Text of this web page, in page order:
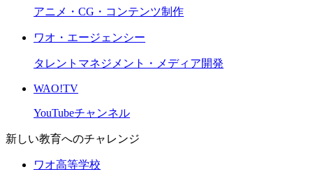
アニメ・CG・コンテンツ制作
ワオ・エージェンシー
タレントマネジメント・メディア開発
WAO!TV
YouTubeチャンネル
新しい教育へのチャレンジ
ワオ高等学校